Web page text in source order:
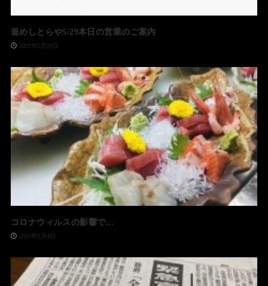
釜めしとらや5/29本日の営業のご案内
2021年5月29日
コロナウィルスの影響で…
2020年3月4日